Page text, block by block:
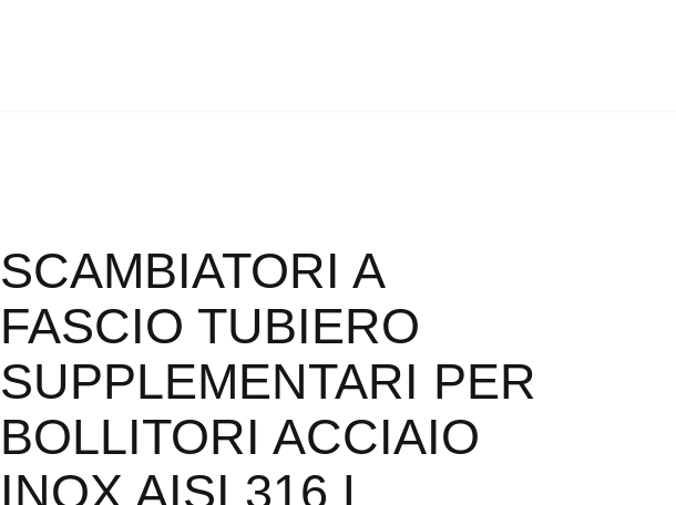
SCAMBIATORI A
FASCIO TUBIERO
SUPPLEMENTARI PER
BOLLITORI ACCIAIO
INOX AISI 316 L